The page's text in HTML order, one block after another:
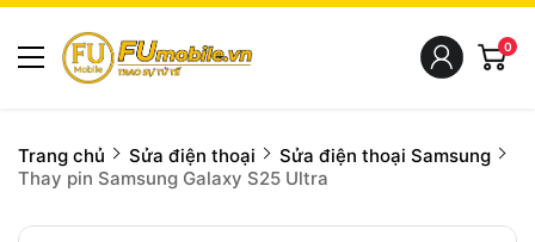
0
Trang chủ Sửa điện thoại
Sửa điện thoại Samsung
Thay pin Samsung Galaxy S25 Ultra